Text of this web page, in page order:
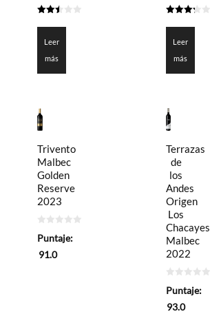
de 5
Leer
más
de 5
Leer
más
Trivento
Malbec
Golden
Reserve
2023
de
Puntaje:
91.0
Terrazas
de
los
Andes
Origen
Los
Chacayes
Malbec
2022
de
Puntaje:
93.0